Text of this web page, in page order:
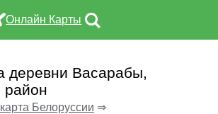
Онлайн Карты
деревни Васарабы,
район
Белоруссии ⇒